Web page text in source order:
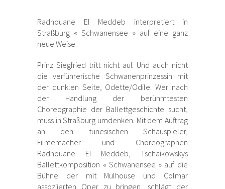
Radhouane El Meddeb interpretiert in
Straßburg « Schwanensee » auf eine ganz
neue Weise.
Prinz Siegfried tritt nicht auf. Und auch nicht
die verführerische Schwanenprinzessin mit
der dunklen Seite, Odette/Odile. Wer nach
der Handlung der berühmtesten
Choreographie der Ballettgeschichte sucht,
muss in Straßburg umdenken. Mit dem Auftrag
an den tunesischen Schauspieler,
Filmemacher und Choreographen
Radhouane El Meddeb, Tschaikowskys
Ballettkomposition « Schwanensee » auf die
Bühne der mit Mulhouse und Colmar
assoziierten Oper zu bringen, schlägt der